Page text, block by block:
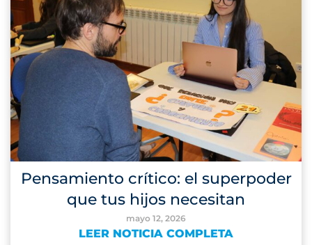
Pensamiento crítico: el superpoder
que tus hijos necesitan
mayo 12, 2026
LEER NOTICIA COMPLETA